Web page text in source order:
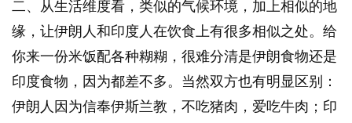
二、从生活维度看，类似的气候环境，加上相似的地
缘，让伊朗人和印度人在饮食上有很多相似之处。给
你来一份米饭配各种糊糊，很难分清是伊朗食物还是
印度食物，因为都差不多。当然双方也有明显区别：
伊朗人因为信奉伊斯兰教，不吃猪肉，爱吃牛肉；印